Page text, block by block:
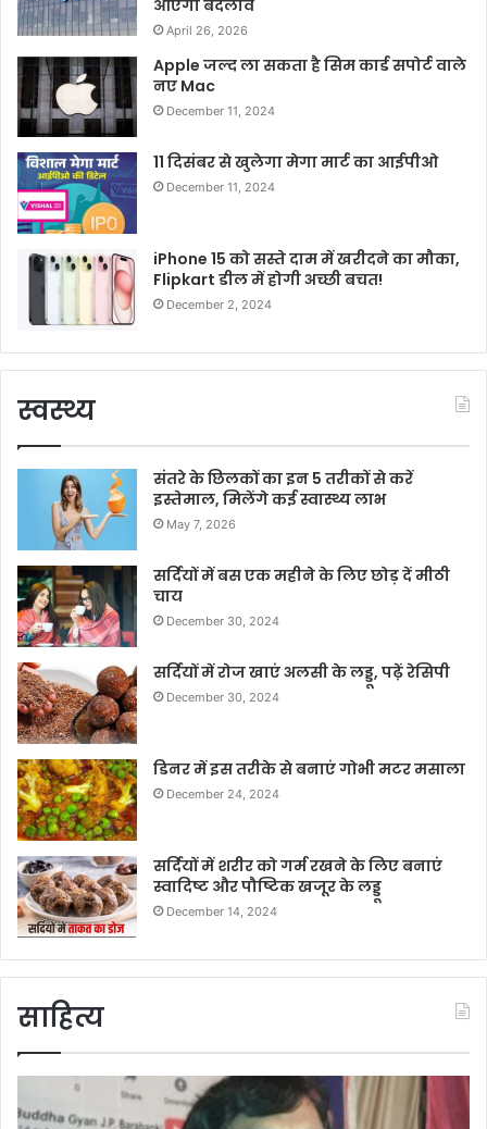
आएगा बदलाव
April 26, 2026
Apple जल्द ला सकता है सिम कार्ड सपोर्ट वाले
नए Mac
December 11, 2024
11 दिसंबर से खुलेगा मेगा मार्ट का आईपीओ
December 11, 2024
iPhone 15 को सस्ते दाम में खरीदने का मौका,
Flipkart डील में होगी अच्छी बचत!
December 2, 2024
स्वस्थ्य
संतरे के छिलकों का इन 5 तरीकों से करें
इस्तेमाल, मिलेंगे कई स्वास्थ्य लाभ
May 7, 2026
सर्दियों में बस एक महीने के लिए छोड़ दें मीठी
चाय
December 30, 2024
सर्दियों में रोज खाएं अलसी के लड्डू, पढ़ें रेसिपी
December 30, 2024
डिनर में इस तरीके से बनाएं गोभी मटर मसाला
December 24, 2024
सर्दियों में शरीर को गर्म रखने के लिए बनाएं
स्वादिष्ट और पौष्टिक खजूर के लड्डू
December 14, 2024
साहित्य